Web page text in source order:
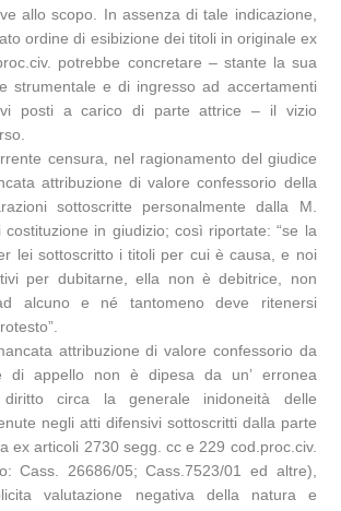
allo scopo. In assenza di tale indicazione,
ordine di esibizione dei titoli in originale ex
potrebbe concretare – stante la sua
strumentale e di ingresso ad accertamenti
posti a carico di parte attrice – il vizio
censura, nel ragionamento del giudice
attribuzione di valore confessorio della
sottoscritte personalmente dalla M.
in giudizio; così riportate: “se la
lei sottoscritto i titoli per cui è causa, e noi
per dubitarne, ella non è debitrice, non
alcuno e né tantomeno deve ritenersi
attribuzione di valore confessorio da
di appello non è dipesa da un’ erronea
circa la generale inidoneità delle
negli atti difensivi sottoscritti dalla parte
ex articoli 2730 segg. cc e 229 cod.proc.civ.
Cass. 26686/05; Cass.7523/01 ed altre),
valutazione negativa della natura e